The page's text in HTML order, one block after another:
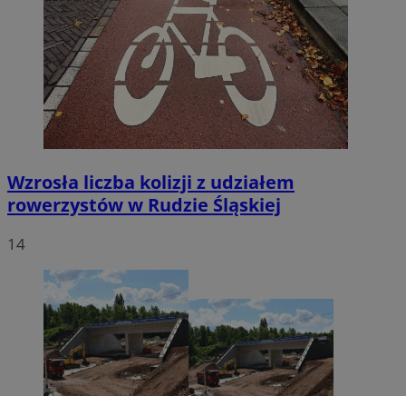
Wzrosła liczba kolizji z udziałem
rowerzystów w Rudzie Śląskiej
14